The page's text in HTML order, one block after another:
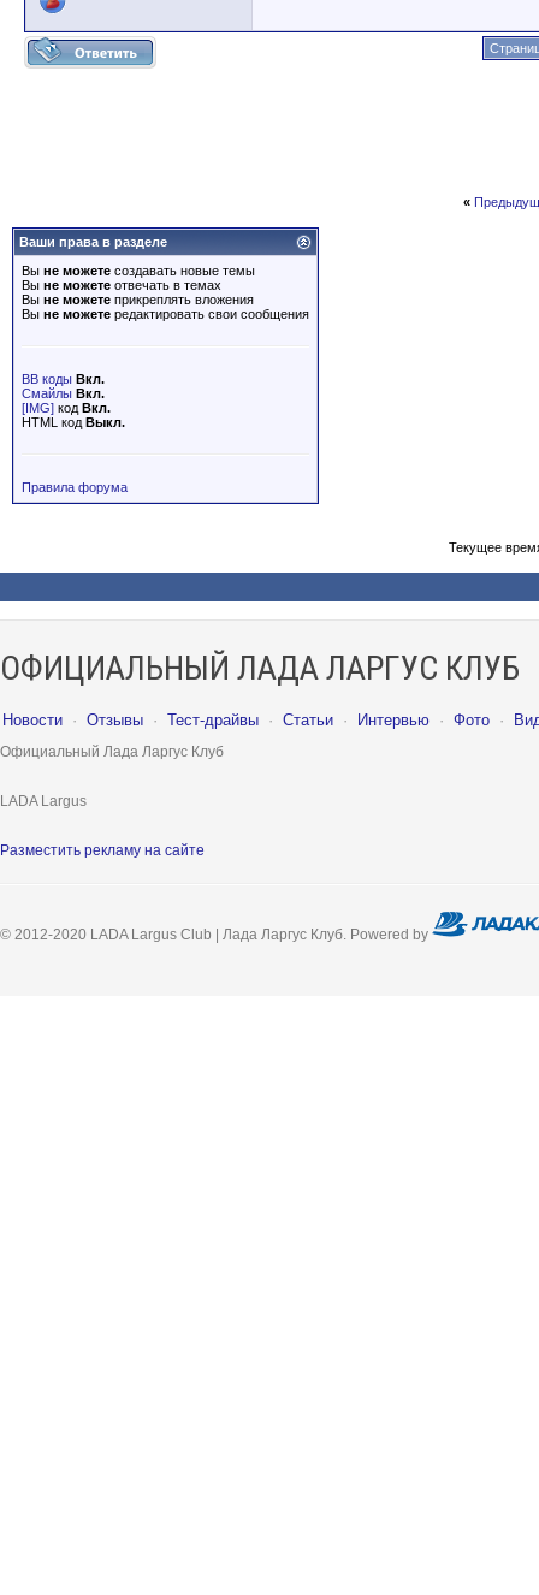
«
Ваши права в разделе
Вы не можете создавать новые темы
Вы не можете отвечать в темах
Вы не можете прикреплять вложения
Вы не можете редактировать свои сообщения
BB коды Вкл.
Смайлы Вкл.
[IMG] код Вкл.
HTML код Выкл.
Правила форума
Текущее
ОФИЦИАЛЬНЫЙ ЛАДА ЛАРГУС КЛУБ
Новости · Отзывы · Тест-драйвы · Статьи · Интервью · Фото ·
Официальный Лада Ларгус Клуб
LADA Largus
Разместить рекламу на сайте
© 2012-2020 LADA Largus Club | Лада Ларгус Клуб. Powered by